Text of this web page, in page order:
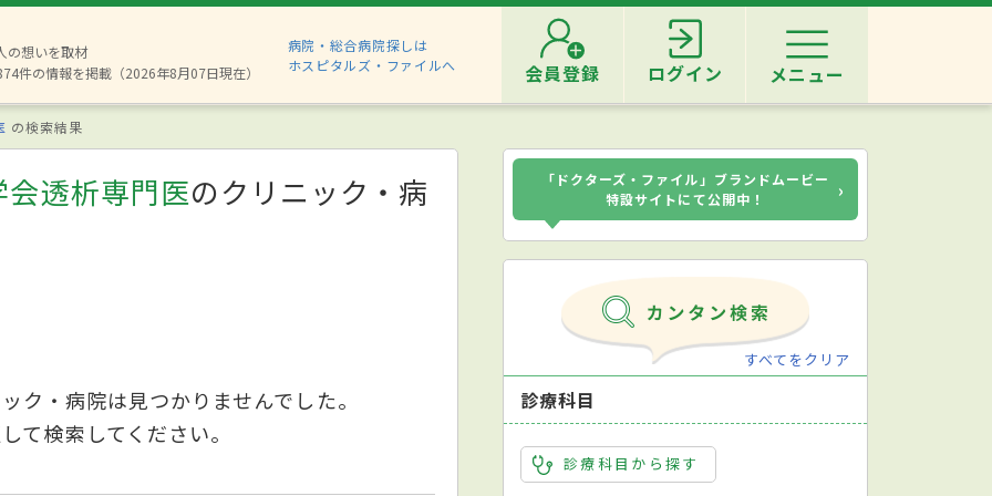
の想いを取材
件の情報を掲載（2026年8月07日現在）
病院・総合病院探しは
ホスピタルズ・ファイルへ
会員登録 ログイン メニュー
の検索結果
透析専門医のクリニック・病
ク・病院は見つかりませんでした。
て検索してください。
「ドクターズ・ファイル」ブランドムービー
特設サイトにて公開中！
›
すべてをクリア
診療科目
診療科目から探す